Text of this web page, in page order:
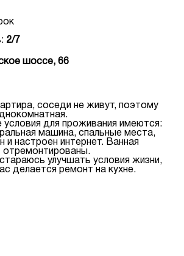
2/7
шоссе, 66
соседи не живут, поэтому
условия для проживания имеются:
машина, спальные места,
настроен интернет. Ванная
отремонтированы.
улучшать условия жизни,
делается ремонт на кухне.